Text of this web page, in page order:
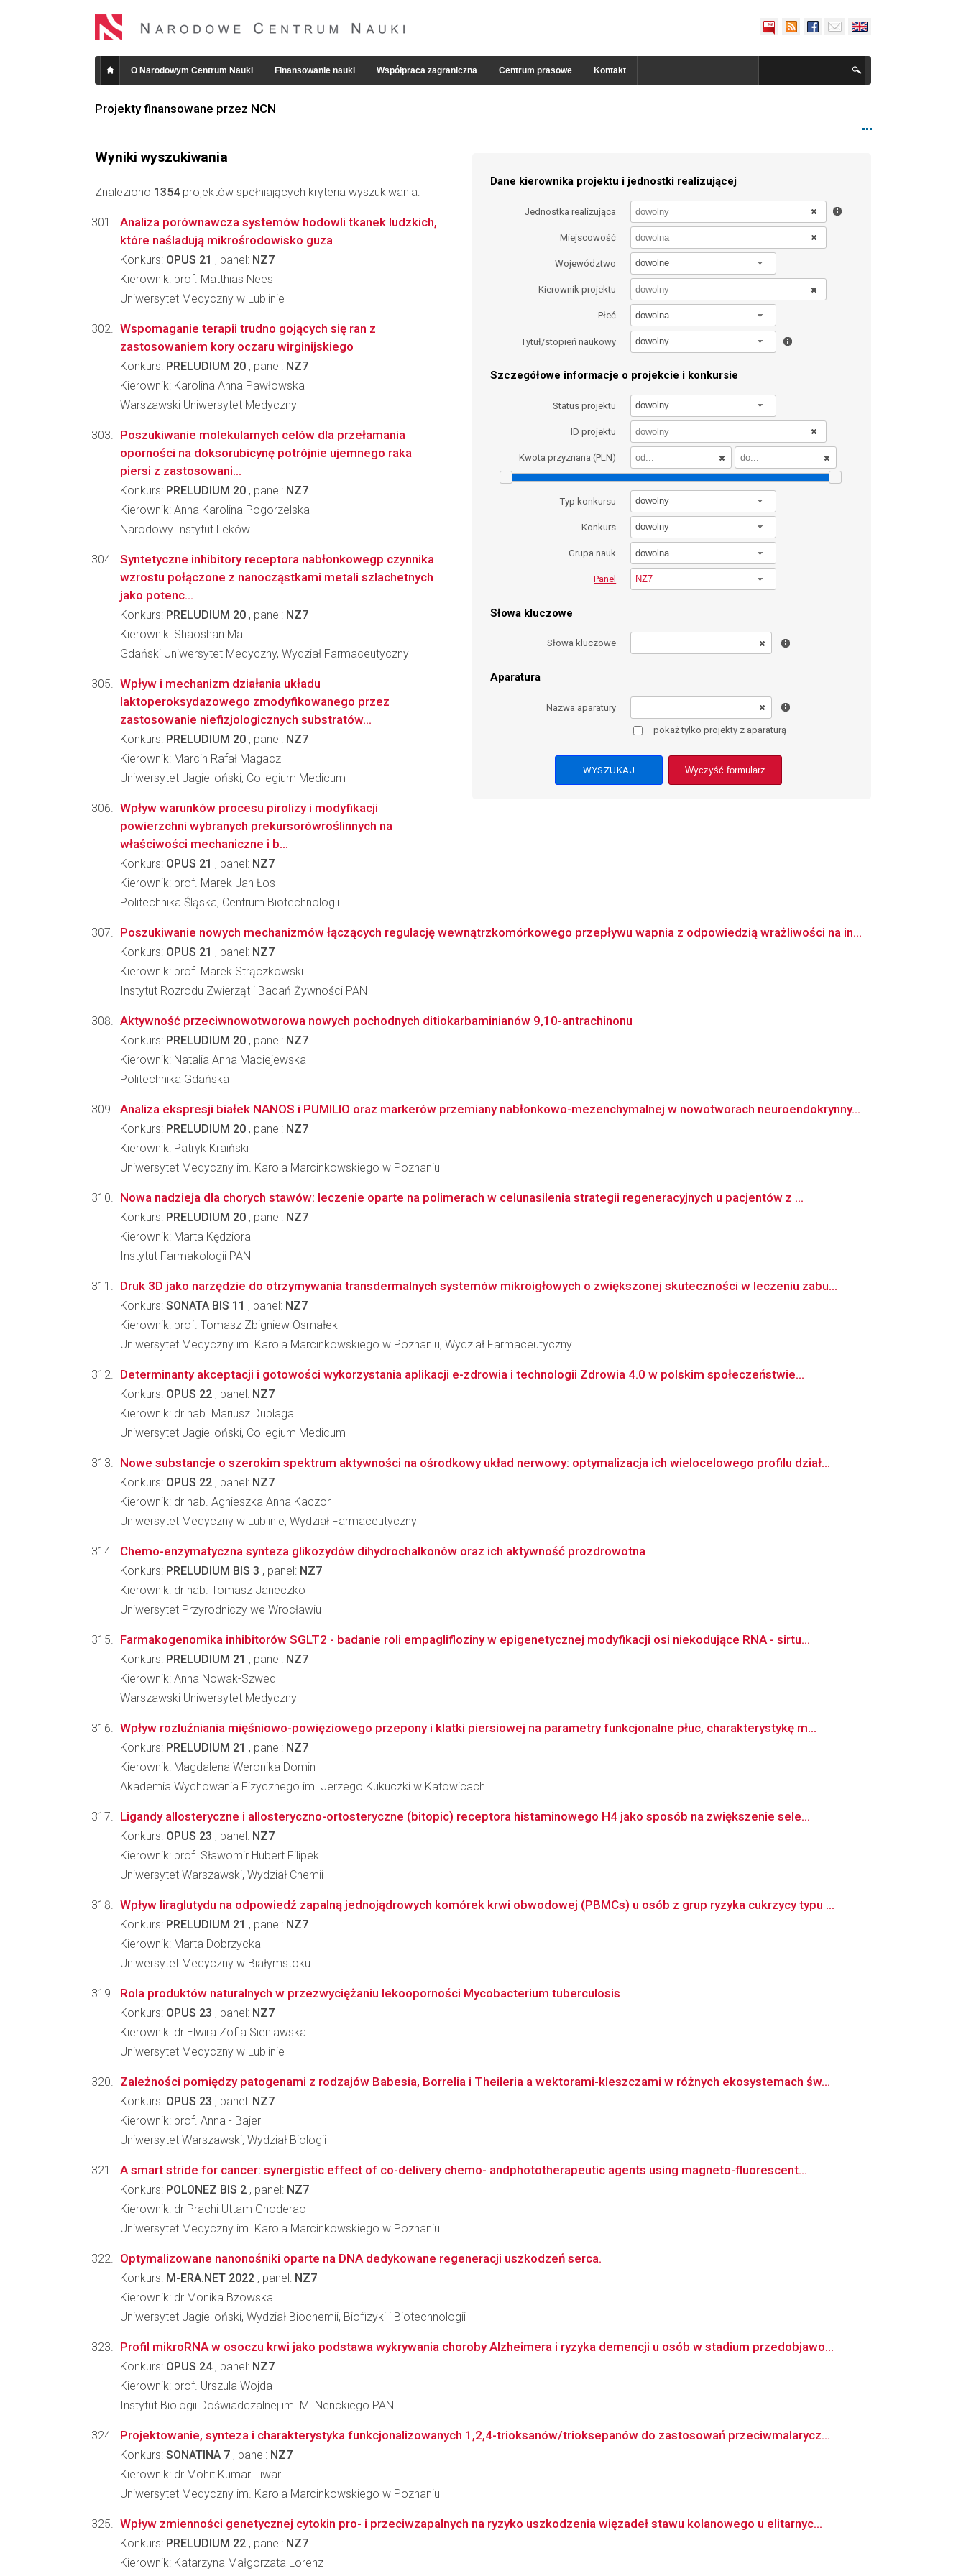
O Narodowym Centrum Nauki Finansowanie nauki Współpraca zagraniczna Centrum prasowe Kontakt
Projekty finansowane przez NCN
Wyniki wyszukiwania
Znaleziono 1354projektów spełniających kryteria wyszukiwania:
Dane kierownika projektu i jednostki realizującej
Jednostka realizująca
Miejscowość
Województwo dowolne
Kierownik projektu
Płeć dowolna
Tytuł/stopień naukowy dowolny
Szczegółowe informacje o projekcie i konkursie
Status projektu dowolny
ID projektu
Kwota przyznana (PLN)
Typ konkursu dowolny
Konkurs dowolny
Grupa nauk dowolna
Panel NZ7
Słowa kluczowe
Słowa kluczowe
Aparatura
Nazwa aparatury
pokaż tylko projekty z aparaturą
Wyczyść formularz
Analiza porównawcza systemów hodowli tkanek ludzkich,
które naśladują mikrośrodowisko guza
Konkurs: OPUS 21 , panel: NZ7
Kierownik: prof. Matthias Nees
Uniwersytet Medyczny w Lublinie
Wspomaganie terapii trudno gojących się ran z
zastosowaniem kory oczaru wirginijskiego
Konkurs: PRELUDIUM 20 , panel: NZ7
Kierownik: Karolina Anna Pawłowska
Warszawski Uniwersytet Medyczny
Poszukiwanie molekularnych celów dla przełamania
oporności na doksorubicynę potrójnie ujemnego raka
piersi z zastosowani...
Konkurs: PRELUDIUM 20 , panel: NZ7
Kierownik: Anna Karolina Pogorzelska
Narodowy Instytut Leków
Syntetyczne inhibitory receptora nabłonkowegp czynnika
wzrostu połączone z nanocząstkami metali szlachetnych
jako potenc...
Konkurs: PRELUDIUM 20 , panel: NZ7
Kierownik: Shaoshan Mai
Gdański Uniwersytet Medyczny, Wydział Farmaceutyczny
Wpływ i mechanizm działania układu
laktoperoksydazowego zmodyfikowanego przez
zastosowanie niefizjologicznych substratów...
Konkurs: PRELUDIUM 20 , panel: NZ7
Kierownik: Marcin Rafał Magacz
Uniwersytet Jagielloński, Collegium Medicum
Wpływ warunków procesu pirolizy i modyfikacji
powierzchni wybranych prekursorówroślinnych na
właściwości mechaniczne i b...
Konkurs: OPUS 21 , panel: NZ7
Kierownik: prof. Marek Jan Łos
Politechnika Śląska, Centrum Biotechnologii
Poszukiwanie nowych mechanizmów łączących regulację wewnątrzkomórkowego przepływu wapnia z odpowiedzią wrażliwości na in...
Konkurs: OPUS 21 , panel: NZ7
Kierownik: prof. Marek Strączkowski
Instytut Rozrodu Zwierząt i Badań Żywności PAN
Aktywność przeciwnowotworowa nowych pochodnych ditiokarbaminianów 9,10-antrachinonu
Konkurs: PRELUDIUM 20 , panel: NZ7
Kierownik: Natalia Anna Maciejewska
Politechnika Gdańska
Analiza ekspresji białek NANOS i PUMILIO oraz markerów przemiany nabłonkowo-mezenchymalnej w nowotworach neuroendokrynny...
Konkurs: PRELUDIUM 20 , panel: NZ7
Kierownik: Patryk Kraiński
Uniwersytet Medyczny im. Karola Marcinkowskiego w Poznaniu
Nowa nadzieja dla chorych stawów: leczenie oparte na polimerach w celunasilenia strategii regeneracyjnych u pacjentów z ...
Konkurs: PRELUDIUM 20 , panel: NZ7
Kierownik: Marta Kędziora
Instytut Farmakologii PAN
Druk 3D jako narzędzie do otrzymywania transdermalnych systemów mikroigłowych o zwiększonej skuteczności w leczeniu zabu...
Konkurs: SONATA BIS 11 , panel: NZ7
Kierownik: prof. Tomasz Zbigniew Osmałek
Uniwersytet Medyczny im. Karola Marcinkowskiego w Poznaniu, Wydział Farmaceutyczny
Determinanty akceptacji i gotowości wykorzystania aplikacji e-zdrowia i technologii Zdrowia 4.0 w polskim społeczeństwie...
Konkurs: OPUS 22 , panel: NZ7
Kierownik: dr hab. Mariusz Duplaga
Uniwersytet Jagielloński, Collegium Medicum
Nowe substancje o szerokim spektrum aktywności na ośrodkowy układ nerwowy: optymalizacja ich wielocelowego profilu dział...
Konkurs: OPUS 22 , panel: NZ7
Kierownik: dr hab. Agnieszka Anna Kaczor
Uniwersytet Medyczny w Lublinie, Wydział Farmaceutyczny
Chemo-enzymatyczna synteza glikozydów dihydrochalkonów oraz ich aktywność prozdrowotna
Konkurs: PRELUDIUM BIS 3 , panel: NZ7
Kierownik: dr hab. Tomasz Janeczko
Uniwersytet Przyrodniczy we Wrocławiu
Farmakogenomika inhibitorów SGLT2 - badanie roli empaglifloziny w epigenetycznej modyfikacji osi niekodujące RNA - sirtu...
Konkurs: PRELUDIUM 21 , panel: NZ7
Kierownik: Anna Nowak-Szwed
Warszawski Uniwersytet Medyczny
Wpływ rozluźniania mięśniowo-powięziowego przepony i klatki piersiowej na parametry funkcjonalne płuc, charakterystykę m...
Konkurs: PRELUDIUM 21 , panel: NZ7
Kierownik: Magdalena Weronika Domin
Akademia Wychowania Fizycznego im. Jerzego Kukuczki w Katowicach
Ligandy allosteryczne i allosteryczno-ortosteryczne (bitopic) receptora histaminowego H4 jako sposób na zwiększenie sele...
Konkurs: OPUS 23 , panel: NZ7
Kierownik: prof. Sławomir Hubert Filipek
Uniwersytet Warszawski, Wydział Chemii
Wpływ liraglutydu na odpowiedź zapalną jednojądrowych komórek krwi obwodowej (PBMCs) u osób z grup ryzyka cukrzycy typu ...
Konkurs: PRELUDIUM 21 , panel: NZ7
Kierownik: Marta Dobrzycka
Uniwersytet Medyczny w Białymstoku
Rola produktów naturalnych w przezwyciężaniu lekooporności Mycobacterium tuberculosis
Konkurs: OPUS 23 , panel: NZ7
Kierownik: dr Elwira Zofia Sieniawska
Uniwersytet Medyczny w Lublinie
Zależności pomiędzy patogenami z rodzajów Babesia, Borrelia i Theileria a wektorami-kleszczami w różnych ekosystemach św...
Konkurs: OPUS 23 , panel: NZ7
Kierownik: prof. Anna - Bajer
Uniwersytet Warszawski, Wydział Biologii
A smart stride for cancer: synergistic effect of co-delivery chemo- andphototherapeutic agents using magneto-fluorescent...
Konkurs: POLONEZ BIS 2 , panel: NZ7
Kierownik: dr Prachi Uttam Ghoderao
Uniwersytet Medyczny im. Karola Marcinkowskiego w Poznaniu
Optymalizowane nanonośniki oparte na DNA dedykowane regeneracji uszkodzeń serca.
Konkurs: M-ERA.NET 2022 , panel: NZ7
Kierownik: dr Monika Bzowska
Uniwersytet Jagielloński, Wydział Biochemii, Biofizyki i Biotechnologii
Profil mikroRNA w osoczu krwi jako podstawa wykrywania choroby Alzheimera i ryzyka demencji u osób w stadium przedobjawo...
Konkurs: OPUS 24, panel: NZ7
Kierownik: prof. Urszula Wojda
Instytut Biologii Doświadczalnej im. M. Nenckiego PAN
Projektowanie, synteza i charakterystyka funkcjonalizowanych 1,2,4-trioksanów/trioksepanów do zastosowań przeciwmalarycz...
Konkurs: SONATINA 7 , panel: NZ7
Kierownik: dr Mohit Kumar Tiwari
Uniwersytet Medyczny im. Karola Marcinkowskiego w Poznaniu
Wpływ zmienności genetycznej cytokin pro- i przeciwzapalnych na ryzyko uszkodzenia więzadeł stawu kolanowego u elitarnyc...
Konkurs: PRELUDIUM 22 , panel: NZ7
Kierownik: Katarzyna Małgorzata Lorenz